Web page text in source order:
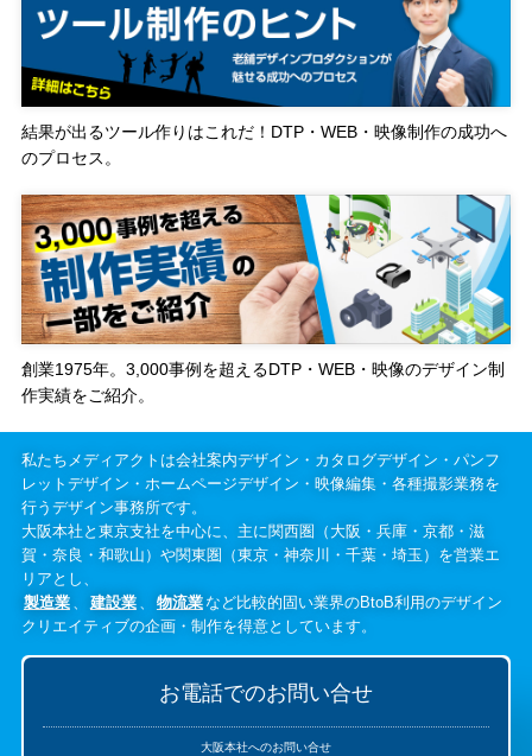
結果が出るツール作りはこれだ！DTP・WEB・映像制作の成功へ
のプロセス。
創業1975年。3,000事例を超えるDTP・WEB・映像のデザイン制
作実績をご紹介。
私たちメディアクトは会社案内デザイン・カタログデザイン・パンフ
レットデザイン・ホームページデザイン・映像編集・各種撮影業務を
行うデザイン事務所です。
大阪本社と東京支社を中心に、主に関西圏（大阪・兵庫・京都・滋
賀・奈良・和歌山）や関東圏（東京・神奈川・千葉・埼玉）を営業エ
リアとし、
製造業
建設業 物流業など比較的固い業界のBtoB利用のデザイン
クリエイティブの企画・制作を得意としています。
お電話でのお問い合せ